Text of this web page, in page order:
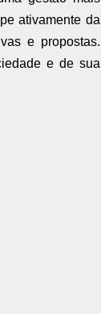
ativamente da
e propostas.
e de sua